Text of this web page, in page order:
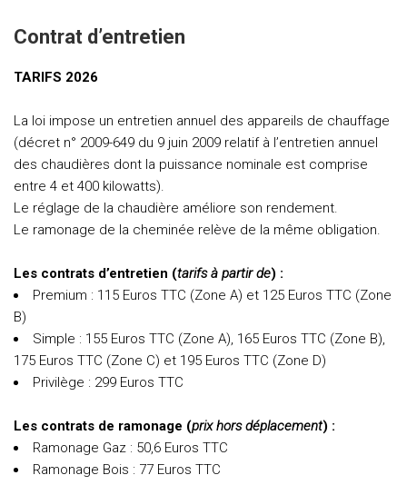
Contrat d’entretien
TARIFS 2026
La loi impose un entretien annuel des appareils de chauffage
(décret n° 2009-649 du 9 juin 2009 relatif à l’entretien annuel
des chaudières dont la puissance nominale est comprise
entre 4 et 400 kilowatts).
Le réglage de la chaudière améliore son rendement.
Le ramonage de la cheminée relève de la même obligation.
Les contrats d’entretien (tarifs à partir de) :
Premium : 115 Euros TTC (Zone A) et 125 Euros TTC (Zone
B)
Simple : 155 Euros TTC (Zone A), 165 Euros TTC (Zone B),
175 Euros TTC (Zone C) et 195 Euros TTC (Zone D)
Privilège : 299 Euros TTC
Les contrats de ramonage (prix hors déplacement) :
Ramonage Gaz : 50,6 Euros TTC
Ramonage Bois : 77 Euros TTC